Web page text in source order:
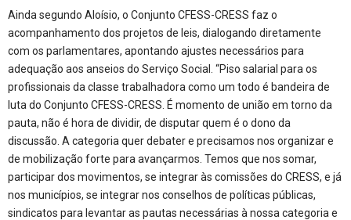
Ainda segundo Aloísio, o Conjunto CFESS-CRESS faz o
acompanhamento dos projetos de leis, dialogando diretamente
com os parlamentares, apontando ajustes necessários para
adequação aos anseios do Serviço Social. “Piso salarial para os
profissionais da classe trabalhadora como um todo é bandeira de
luta do Conjunto CFESS-CRESS. É momento de união em torno da
pauta, não é hora de dividir, de disputar quem é o dono da
discussão. A categoria quer debater e precisamos nos organizar e
de mobilização forte para avançarmos. Temos que nos somar,
participar dos movimentos, se integrar às comissões do CRESS, e já
nos municípios, se integrar nos conselhos de políticas públicas,
sindicatos para levantar as pautas necessárias à nossa categoria e